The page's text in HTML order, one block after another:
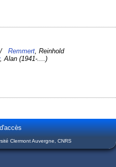
/Remmert , Reinhold
, Alan (1941-....)
Clermont Auvergne, CNRS